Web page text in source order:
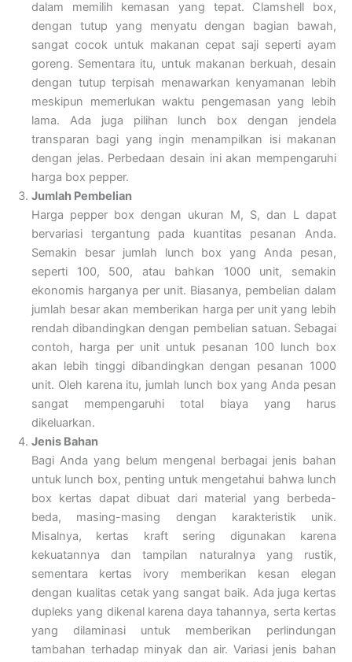
dalam memilih kemasan yang tepat. Clamshell box,
dengan tutup yang menyatu dengan bagian bawah,
sangat cocok untuk makanan cepat saji seperti ayam
goreng. Sementara itu, untuk makanan berkuah, desain
dengan tutup terpisah menawarkan kenyamanan lebih
meskipun memerlukan waktu pengemasan yang lebih
lama. Ada juga pilihan lunch box dengan jendela
transparan bagi yang ingin menampilkan isi makanan
dengan jelas. Perbedaan desain ini akan mempengaruhi
harga box pepper.
Jumlah Pembelian
Harga pepper box dengan ukuran M, S, dan L dapat
bervariasi tergantung pada kuantitas pesanan Anda.
Semakin besar jumlah lunch box yang Anda pesan,
seperti 100, 500, atau bahkan 1000 unit, semakin
ekonomis harganya per unit. Biasanya, pembelian dalam
jumlah besar akan memberikan harga per unit yang lebih
rendah dibandingkan dengan pembelian satuan. Sebagai
contoh, harga per unit untuk pesanan 100 lunch box
akan lebih tinggi dibandingkan dengan pesanan 1000
unit. Oleh karena itu, jumlah lunch box yang Anda pesan
sangat mempengaruhi total biaya yang harus
dikeluarkan.
Jenis Bahan
Bagi Anda yang belum mengenal berbagai jenis bahan
untuk lunch box, penting untuk mengetahui bahwa lunch
box kertas dapat dibuat dari material yang berbeda-
beda, masing-masing dengan karakteristik unik.
Misalnya, kertas kraft sering digunakan karena
kekuatannya dan tampilan naturalnya yang rustik,
sementara kertas ivory memberikan kesan elegan
dengan kualitas cetak yang sangat baik. Ada juga kertas
dupleks yang dikenal karena daya tahannya, serta kertas
yang dilaminasi untuk memberikan perlindungan
tambahan terhadap minyak dan air. Variasi jenis bahan